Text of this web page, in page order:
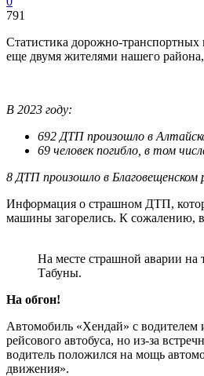
791
Статистика дорожно-транспортных
еще двумя жителями нашего
В 2023 году:
692 ДТП произошло в
69 человек погибло, в том
8 ДТП произошло в Благовещенском
Информация о страшном ДТП,
машины загорелись. К сожалению,
На месте страшной аварии на
Табуны.
На обгон!
Автомобиль «Хендай» с водителем
рейсового автобуса, но из-за
водитель положился на мощь
движения».